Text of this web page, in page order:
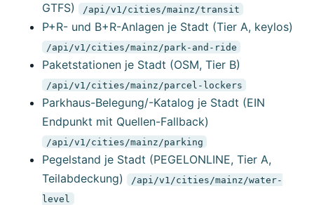
GTFS)
/api/v1/cities/mainz/transit
P+R- und B+R-Anlagen je Stadt (Tier A, keylos)
/api/v1/cities/mainz/park-and-ride
Paketstationen je Stadt (OSM, Tier B)
/api/v1/cities/mainz/parcel-lockers
Parkhaus-Belegung/-Katalog je Stadt (EIN
Endpunkt mit Quellen-Fallback)
/api/v1/cities/mainz/parking
Pegelstand je Stadt (PEGELONLINE, Tier A,
Teilabdeckung)
/api/v1/cities/mainz/water-
level